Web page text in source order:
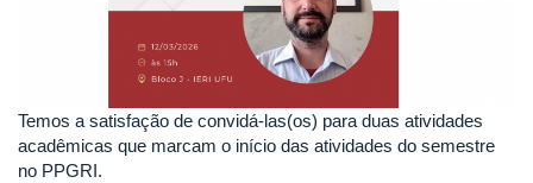
Temos a satisfação de convidá-las(os) para duas atividades
acadêmicas que marcam o início das atividades do semestre
no PPGRI.